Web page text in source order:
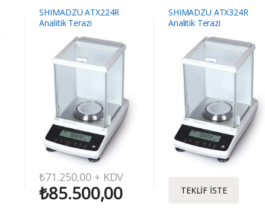
SHIMADZU ATX224R
Analitik Terazi
₺71.250,00 + KDV
₺85.500,00
SHIMADZU ATX324R
Analitik Terazi
TEKLIF İSTE